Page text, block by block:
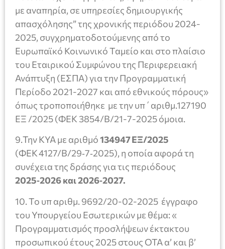
με αναπηρία, σε υπηρεσίες δημιουργικής
απασχόλησης” της χρονικής περιόδου 2024-
2025, συγχρηματοδοτούμενης από το
Ευρωπαϊκό Κοινωνικό Ταμείο και στο πλαίσιο
του Εταιρικού Συμφώνου της Περιφερειακή
Ανάπτυξη (ΕΣΠΑ) για την Προγραμματική
Περίοδο 2021-2027 και από εθνικούς πόρους»
όπως τροποποιήθηκε με την υπ΄αριθμ.127190
ΕΞ /2025 (ΦΕΚ 3854/Β/21-7-2025 όμοια.
9.Την ΚΥΑ με αριθμό134947 ΕΞ/2025
(ΦΕΚ 4127/Β/29‑7‑2025), η οποία αφορά τη
συνέχεια της δράσης για τις περιόδους
2025‑2026 και 2026‑2027.
10. Το υπ αριθμ. 9692/20-02-2025 έγγραφο
του Υπουργείου Εσωτερικών με θέμα: «
Προγραμματισμός προσλήψεων έκτακτου
προσωπικού έτους 2025 στους ΟΤΑ α’ και β’